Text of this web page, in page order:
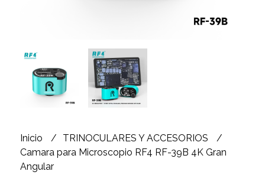
Inicio
TRINOCULARES Y ACCESORIOS
Camara para Microscopio RF4 RF-39B 4K Gran
Angular